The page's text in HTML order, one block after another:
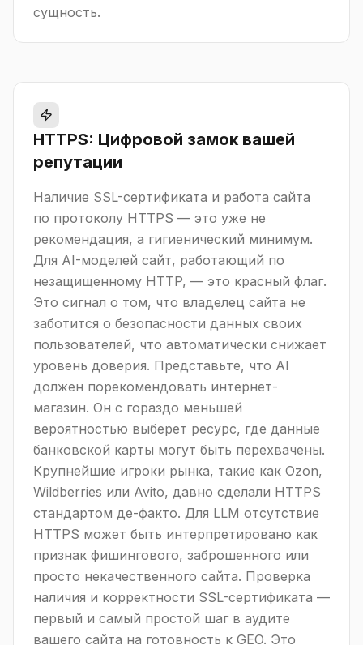
сущность.
HTTPS: Цифровой замок вашей
репутации
Наличие SSL-сертификата и работа сайта
по протоколу HTTPS — это уже не
рекомендация, а гигиенический минимум.
Для AI-моделей сайт, работающий по
незащищенному HTTP, — это красный флаг.
Это сигнал о том, что владелец сайта не
заботится о безопасности данных своих
пользователей, что автоматически снижает
уровень доверия. Представьте, что AI
должен порекомендовать интернет-
магазин. Он с гораздо меньшей
вероятностью выберет ресурс, где данные
банковской карты могут быть перехвачены.
Крупнейшие игроки рынка, такие как Ozon,
Wildberries или Avito, давно сделали HTTPS
стандартом де-факто. Для LLM отсутствие
HTTPS может быть интерпретировано как
признак фишингового, заброшенного или
просто некачественного сайта. Проверка
наличия и корректности SSL-сертификата —
первый и самый простой шаг в аудите
вашего сайта на готовность к GEO. Это